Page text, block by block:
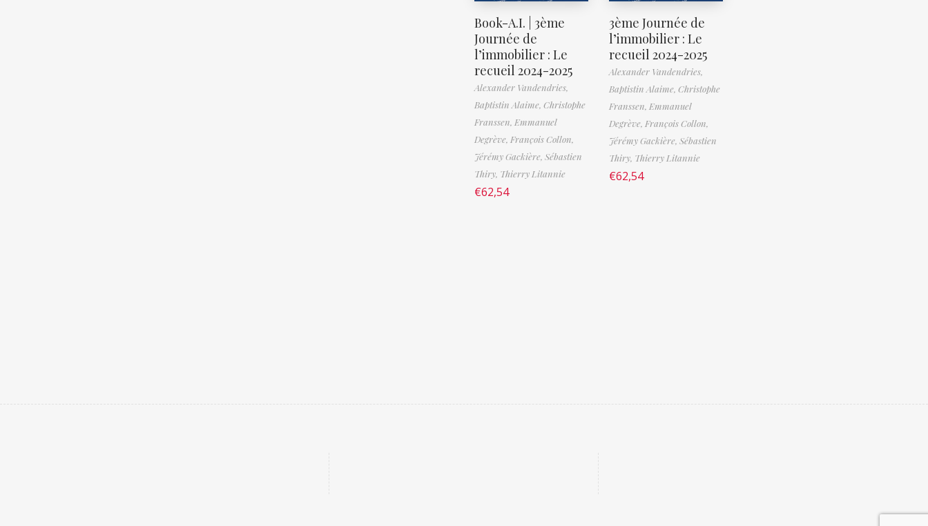
Book-A.I. | 3ème
Journée de
l’immobilier : Le
recueil 2024-2025
Alexander Vandendries,
Baptistin Alaime, Christophe
Franssen, Emmanuel
Degrève, François Collon,
Jérémy Gackière, Sébastien
Thiry, Thierry Litannie
€62,54
3ème Journée de
l’immobilier : Le
recueil 2024-2025
Alexander Vandendries,
Baptistin Alaime, Christophe
Franssen, Emmanuel
Degrève, François Collon,
Jérémy Gackière, Sébastien
Thiry, Thierry Litannie
€62,54